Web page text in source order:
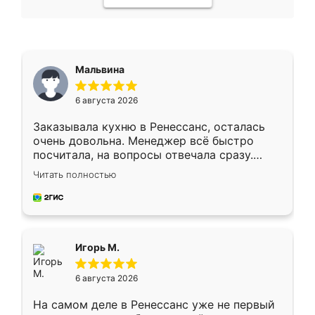
Мальвина
6 августа 2026
Заказывала кухню в Ренессанс, осталась
очень довольна. Менеджер всё быстро
посчитала, на вопросы отвечала сразу.
Замерщик приехал в субботу, подошёл к
делу со всей ответственностью. Собрали
за день, ребята работали аккуратно, даже
Читать полностью
Игорь М.
6 августа 2026
На самом деле в Ренессанс уже не первый